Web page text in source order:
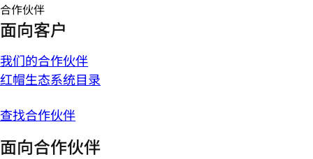
合作伙伴
面向客户
我们的合作伙伴
红帽生态系统目录
查找合作伙伴
面向合作伙伴